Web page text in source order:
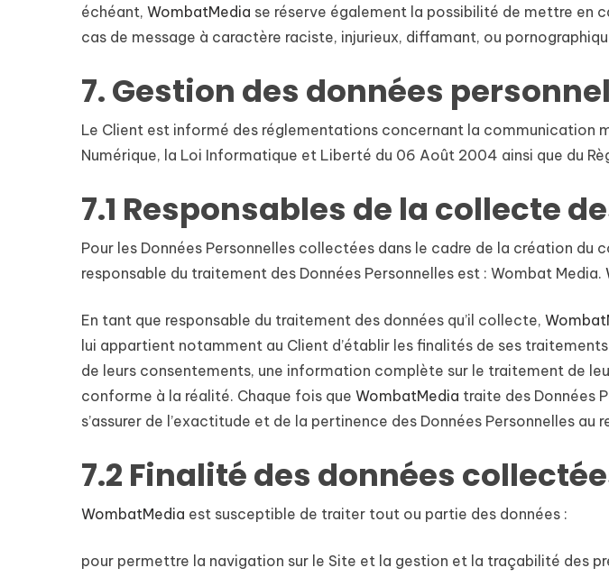
échéant,WombatMedia se réserve également la possibilité de mettre en
cas de message à caractère raciste, injurieux, diffamant, ou
7. Gestion des données
Le Client est informé des réglementations concernant la communication
Numérique, la Loi Informatique et Liberté du 06 Août 2004 ainsi que du
7.1 Responsables de la collecte
Pour les Données Personnelles collectées dans le cadre de la création du
responsable du traitement des Données Personnelles est : Wombat Media.
En tant que responsable du traitement des données qu’il collecte,
lui appartient notamment au Client d’établir les finalités de ses
de leurs consentements, une information complète sur le traitement de
conforme à la réalité. Chaque fois queWombatMedia traite des Données
s’assurer de l’exactitude et de la pertinence des Données Personnelles
7.2 Finalité des données
WombatMedia est susceptible de traiter tout ou partie des données :
pour permettre la navigation sur le Site et la gestion et la traçabilité des